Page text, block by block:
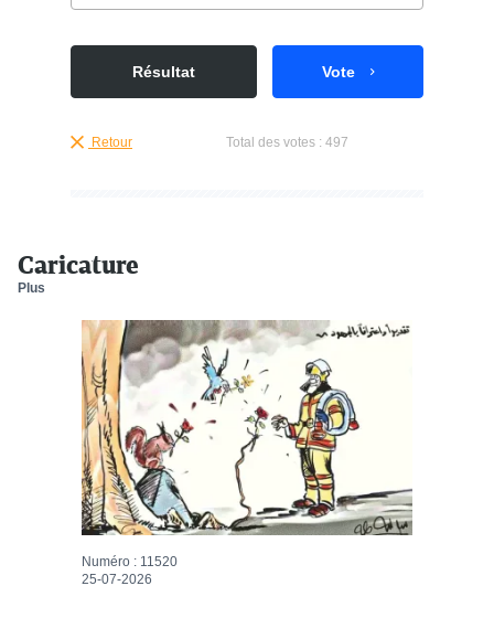
Résultat Vote
Retour Total des votes : 497
Caricature
Plus
Numéro : 11520
25-07-2026